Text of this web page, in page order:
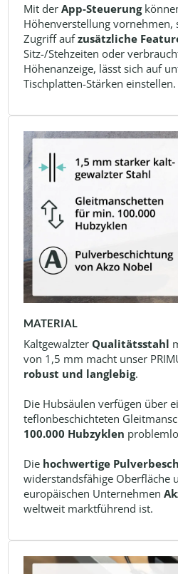
Mit derApp-Steuerung
Höhenverstellung vornehmen,
Zugriff aufzusätzliche
Sitz-/Stehzeiten oder
Höhenanzeige, lässt sich auf
Tischplatten-Stärken einstellen.
MATERIAL
Kaltgewalzter Qualitätsstahl
von 1,5 mm macht unser
robust und langlebig.
Die Hubsäulen verfügen über
teflonbeschichteten
100.000 Hubzyklen
Die hochwertige
widerstandsfähige Oberfläche
europäischen Unternehmen
weltweit marktführend ist.